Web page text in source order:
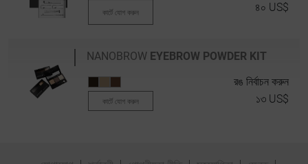
কার্টে যোগ করুন ৪০ US$
NANOBROW EYEBROW POWDER KIT
রঙ নির্বাচন করুন
কার্টে যোগ করুন ১৩ US$